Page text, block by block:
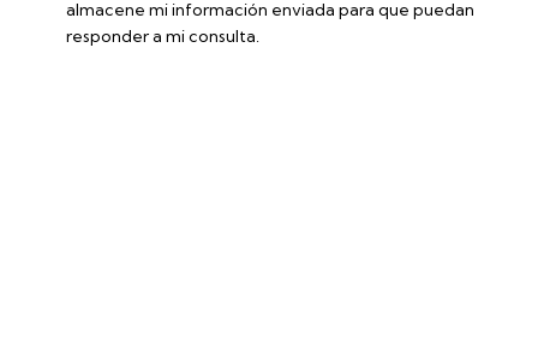
almacene mi información enviada para que puedan
responder a mi consulta.